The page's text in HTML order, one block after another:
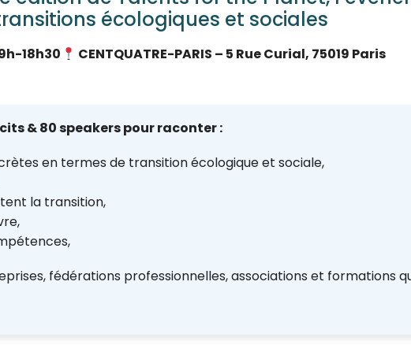
écologiques et sociales
18h30 CENTQUATRE-PARIS – 5 Rue Curial, 75019 Paris
& 80 speakers pour raconter :
en termes de transition écologique et sociale,
la transition,
fédérations professionnelles, associations et formations